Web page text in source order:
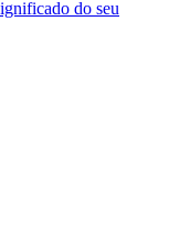
do seu